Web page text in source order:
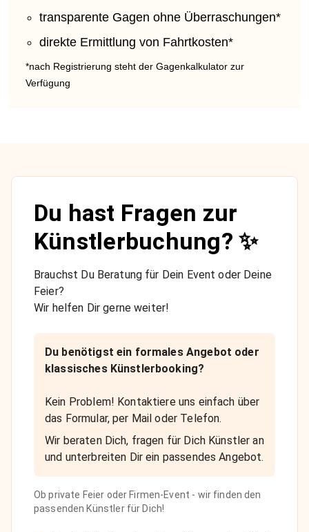
transparente Gagen ohne Überraschungen*
direkte Ermittlung von Fahrtkosten*
*nach Registrierung steht der Gagenkalkulator zur
Verfügung
Du hast Fragen zur
Künstlerbuchung? ✨
Brauchst Du Beratung für Dein Event oder Deine
Feier?
Wir helfen Dir gerne weiter!
Du benötigst ein formales Angebot oder
klassisches Künstlerbooking?
Kein Problem! Kontaktiere uns einfach über
das Formular, per Mail oder Telefon.
Wir beraten Dich, fragen für Dich Künstler an
und unterbreiten Dir ein passendes Angebot.
Ob private Feier oder Firmen-Event - wir finden den
passenden Künstler für Dich!